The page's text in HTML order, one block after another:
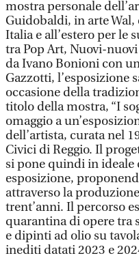
mostra personale
Guidobaldi, in arte
Italia e all’estero per le
tra Pop Art, Nuovi-
da Ivano Bonioni con
Gazzotti, l’esposizione
occasione della
titolo della mostra, “I
omaggio a
dell’artista, curata nel
Civici di Reggio. Il
si pone quindi in ideale
esposizione,
attraverso la
trent’anni. Il percorso
quarantina di opere tra
e dipinti ad olio su
inediti datati 2023 e